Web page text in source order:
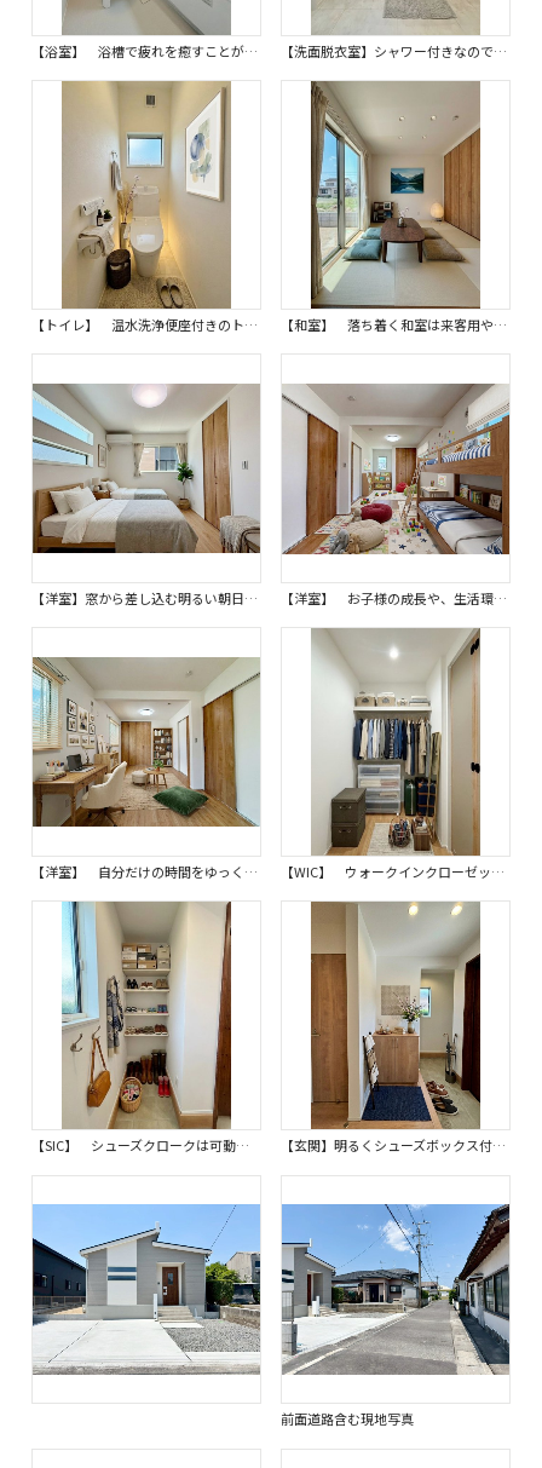
【浴室】 浴槽で疲れを癒すことができ、小窓で自然乾燥もできる衛生的な浴室です。※画像はイメージです。 足を伸ばしてゆったり湯船に浸かれば、心身ともにリフレッシュできるバスタイムを過ごせます。 【洗面脱衣室】シャワー付きなので掃除も洗髪もでき、便利で快適な毎日になります。※画像はイメージです。 収納も充実しているので、タオルや洗剤などもすっきりと片付き、いつも清潔で快適な空間を保てます。
【トイレ】 温水洗浄便座付きのトイレ空間は、毎日の生活を気持ちよく過ごせます。※画像はイメージです。 嬉しいタオルリングやペーパーホルダーも完備です。 【和室】 落ち着く和室は来客用やお子様のお昼寝スペースとしてもご使用できます。※画像はイメージです。 畳が心地よく、心和む癒やしの空間です。
【洋室】窓から差し込む明るい朝日で気持ちの良い朝を迎えることができる洋室です。※画像はイメージです。 シンプルで心地よく、木の温もりを感じるフローリングです。 【洋室】 お子様の成長や、生活環境の変化に合わせてご自由にレイアウト可能です。※画像はイメージです。 家族構成が変わっても柔軟に対応できる、長く快適に暮らせる設計です。
【洋室】 自分だけの時間をゆっくりと過ごせる大切なプライベート空間となります。※画像はイメージです。 趣味に没頭したり、読書を楽しんだり、心穏やかなひとときを演出する最適な場所です。 【WIC】 ウォークインクローゼット付なので、衣類や小物もたっぷり収納可能です。※画像はイメージです。 お部屋を広く使うことができ、日々の生活をより快適にサポートします。
【SIC】 シューズクロークは可動タイプの棚なので、高さに合わせて収納できます。※画像はイメージです。 お庭で使うものやベビーカーなどスッキリまとめられます。 【玄関】明るくシューズボックス付の玄関。タイルはお掃除しやすく清潔を保てます。※画像はイメージです。 調湿性に優れたエコカラットは玄関のアクセントにもなります。
前面道路含む現地写真